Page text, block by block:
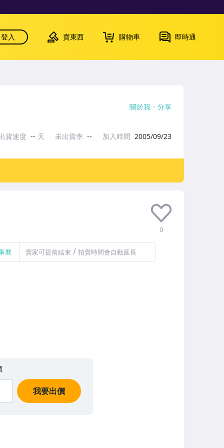
登入 賣東西 購物車 即時通
0
曆 賣家可提前結束 / 拍賣時間會自動延長
我要出價
關於我 分享
貨速度 -- 天 未出貨率 -- 加入時間 2005/09/23